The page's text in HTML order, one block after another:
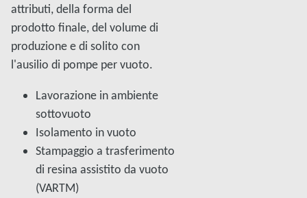
attributi, della forma del
prodotto finale, del volume di
produzione e di solito con
l'ausilio di pompe per vuoto.
Lavorazione in ambiente
sottovuoto
Isolamento in vuoto
Stampaggio a trasferimento
di resina assistito da vuoto
(VARTM)